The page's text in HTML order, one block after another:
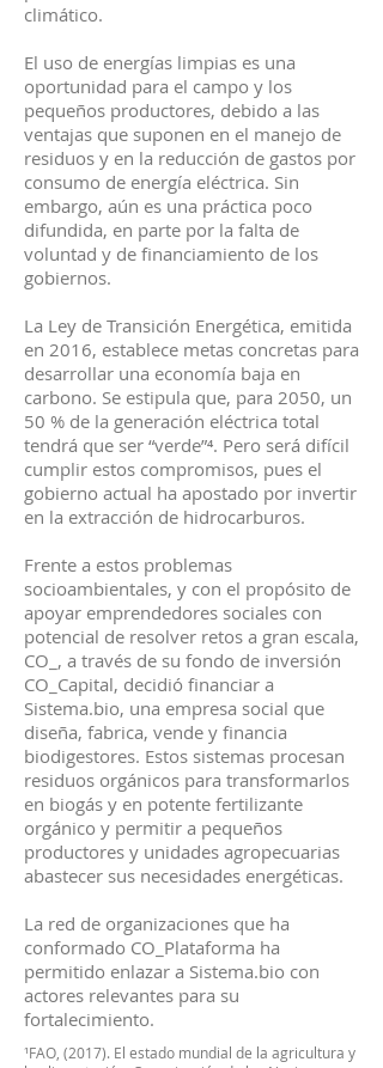
climático.
El uso de energías limpias es una
oportunidad para el campo y los
pequeños productores, debido a las
ventajas que suponen en el manejo de
residuos y en la reducción de gastos por
consumo de energía eléctrica. Sin
embargo, aún es una práctica poco
difundida, en parte por la falta de
voluntad y de financiamiento de los
gobiernos.
La Ley de Transición Energética, emitida
en 2016, establece metas concretas para
desarrollar una economía baja en
carbono. Se estipula que, para 2050, un
50 % de la generación eléctrica total
tendrá que ser “verde”⁴. Pero será difícil
cumplir estos compromisos, pues el
gobierno actual ha apostado por invertir
en la extracción de hidrocarburos.
Frente a estos problemas
socioambientales, y con el propósito de
apoyar emprendedores sociales con
potencial de resolver retos a gran escala,
CO_, a través de su fondo de inversión
CO_Capital, decidió financiar a
Sistema.bio, una empresa social que
diseña, fabrica, vende y financia
biodigestores. Estos sistemas procesan
residuos orgánicos para transformarlos
en biogás y en potente fertilizante
orgánico y permitir a pequeños
productores y unidades agropecuarias
abastecer sus necesidades energéticas.
La red de organizaciones que ha
conformado CO_Plataforma ha
permitido enlazar a Sistema.bio con
actores relevantes para su
fortalecimiento.
¹FAO, (2017). El estado mundial de la agricultura y